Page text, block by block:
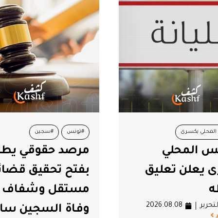
#سجين
يطالب
قضائي
وشفاف في
سالم
#تونس
العجبوني: تسير
دون قيادة
فريق التحرير